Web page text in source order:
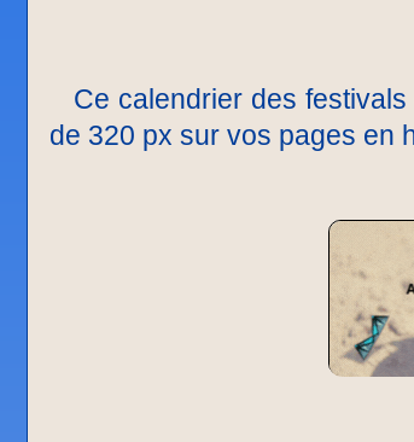
Ce calendrier des festivals
de 320 px sur vos pages en